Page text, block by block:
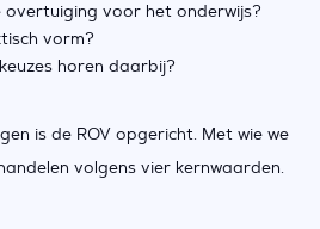
voor het onderwijs?
vorm?
horen daarbij?
is de ROV opgericht. Met wie we
volgens vier kernwaarden.